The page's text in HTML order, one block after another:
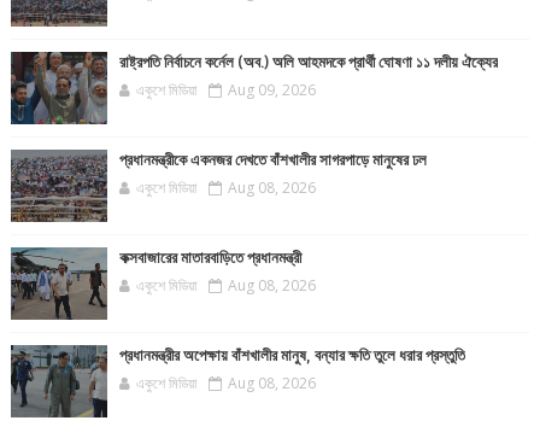
রাষ্ট্রপতি নির্বাচনে কর্নেল (অব.) অলি আহমদকে প্রার্থী ঘোষণা ১১ দলীয় ঐক্যের
একুশে মিডিয়া Aug 09, 2026
প্রধানমন্ত্রীকে একনজর দেখতে বাঁশখালীর সাগরপাড়ে মানুষের ঢল
একুশে মিডিয়া Aug 08, 2026
কক্সবাজারের মাতারবাড়িতে প্রধানমন্ত্রী
একুশে মিডিয়া Aug 08, 2026
প্রধানমন্ত্রীর অপেক্ষায় বাঁশখালীর মানুষ, বন্যার ক্ষতি তুলে ধরার প্রস্তুতি
একুশে মিডিয়া Aug 08, 2026